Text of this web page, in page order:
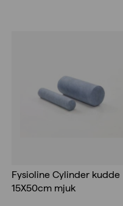
Fysioline Cylinder kudde
15X50cm mjuk